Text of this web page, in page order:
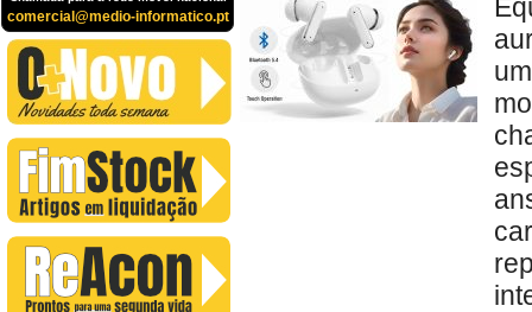
comercial@medio-informatico.pt